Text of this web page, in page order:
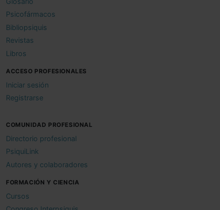
Psicofármacos
Bibliopsiquis
Revistas
Libros
ACCESO PROFESIONALES
Iniciar sesión
Registrarse
COMUNIDAD PROFESIONAL
Directorio profesional
PsiquiLink
Autores y colaboradores
FORMACIÓN Y CIENCIA
Cursos